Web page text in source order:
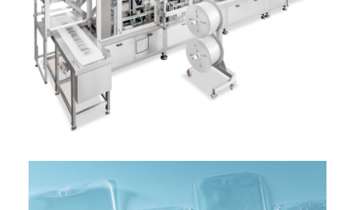
ITALIANO